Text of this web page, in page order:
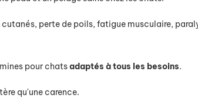
perte de poils, fatigue musculaire,
pour chatsadaptés à tous les besoins.
qu'une carence.